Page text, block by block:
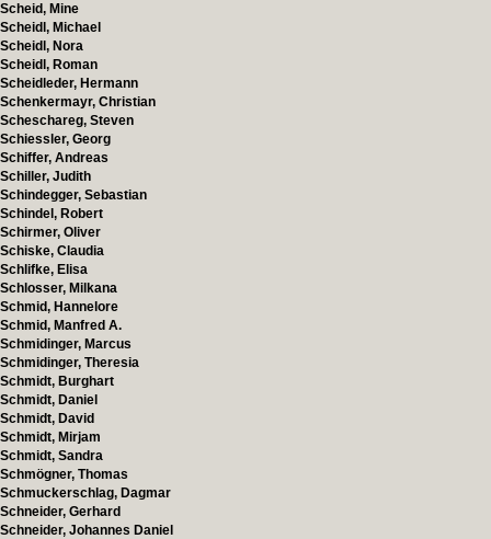
Scheid, Mine
Scheidl, Michael
Scheidl, Nora
Scheidl, Roman
Scheidleder, Hermann
Schenkermayr, Christian
Scheschareg, Steven
Schiessler, Georg
Schiffer, Andreas
Schiller, Judith
Schindegger, Sebastian
Schindel, Robert
Schirmer, Oliver
Schiske, Claudia
Schlifke, Elisa
Schlosser, Milkana
Schmid, Hannelore
Schmid, Manfred A.
Schmidinger, Marcus
Schmidinger, Theresia
Schmidt, Burghart
Schmidt, Daniel
Schmidt, David
Schmidt, Mirjam
Schmidt, Sandra
Schmögner, Thomas
Schmuckerschlag, Dagmar
Schneider, Gerhard
Schneider, Johannes Daniel